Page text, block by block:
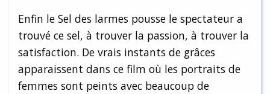
Enfin le Sel des larmes pousse le spectateur a
trouvé ce sel, à trouver la passion, à trouver la
satisfaction. De vrais instants de grâces
apparaissent dans ce film où les portraits de
femmes sont peints avec beaucoup de